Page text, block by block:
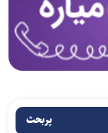
پربحث